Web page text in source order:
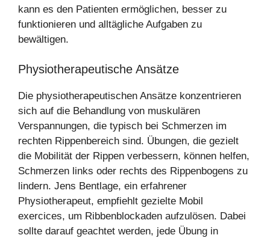
kann es den Patienten ermöglichen, besser zu
funktionieren und alltägliche Aufgaben zu
bewältigen.
Physiotherapeutische Ansätze
Die physiotherapeutischen Ansätze konzentrieren
sich auf die Behandlung von muskulären
Verspannungen, die typisch bei Schmerzen im
rechten Rippenbereich sind. Übungen, die gezielt
die Mobilität der Rippen verbessern, können helfen,
Schmerzen links oder rechts des Rippenbogens zu
lindern. Jens Bentlage, ein erfahrener
Physiotherapeut, empfiehlt gezielte Mobil
exercices, um Ribbenblockaden aufzulösen. Dabei
sollte darauf geachtet werden, jede Übung in